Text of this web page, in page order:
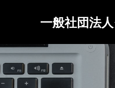
一般社団法